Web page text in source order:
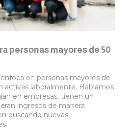
personas mayores de 50
en personas mayores de
activas laboralmente. Hablamos
en empresas, tienen un
ingresos de manera
buscando nuevas